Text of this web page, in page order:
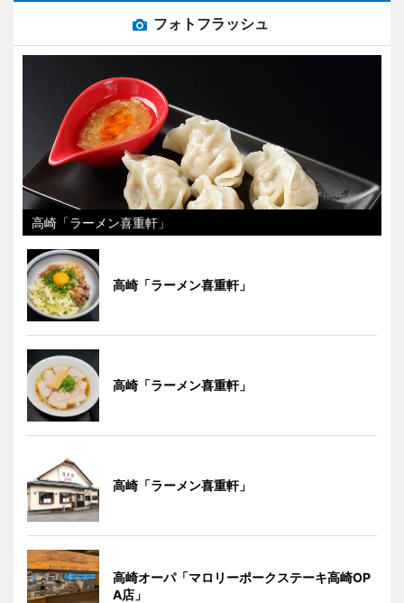
フォトフラッシュ
高崎「ラーメン喜重軒」
高崎「ラーメン喜重軒」
高崎「ラーメン喜重軒」
高崎「ラーメン喜重軒」
高崎オーパ「マロリーポークステーキ高崎OP
A店」